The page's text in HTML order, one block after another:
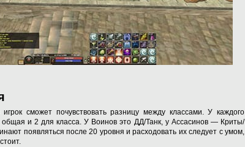
сможет почувствовать разницу между классами. У каждого
общая и 2 для класса. У Воинов это ДД/Танк, у Ассасинов — Криты/
появляться после 20 уровня и расходовать их следует с умом,